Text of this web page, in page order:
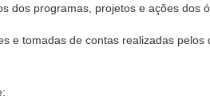
dos programas, projetos e ações
e tomadas de contas realizadas